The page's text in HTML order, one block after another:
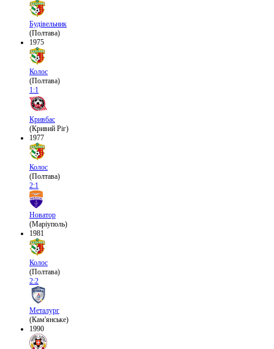
Будівельник
(Полтава)
1975
Колос
(Полтава)
1:1
Кривбас
(Кривий Ріг)
1977
Колос
(Полтава)
2:1
Новатор
(Маріуполь)
1981
Колос
(Полтава)
2:2
Металург
(Кам'янське)
1990